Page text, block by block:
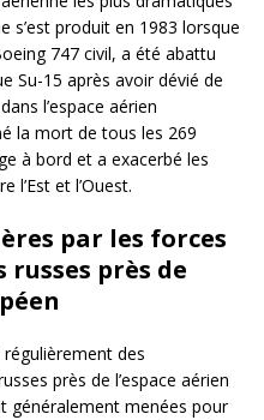
s’est produit en 1983 lorsque
747 civil, a été abattu
Su-15 après avoir dévié de
l’espace aérien
la mort de tous les 269
à bord et a exacerbé les
l’Est et l’Ouest.
par les forces
russes près de
régulièrement des
près de l’espace aérien
généralement menées pour